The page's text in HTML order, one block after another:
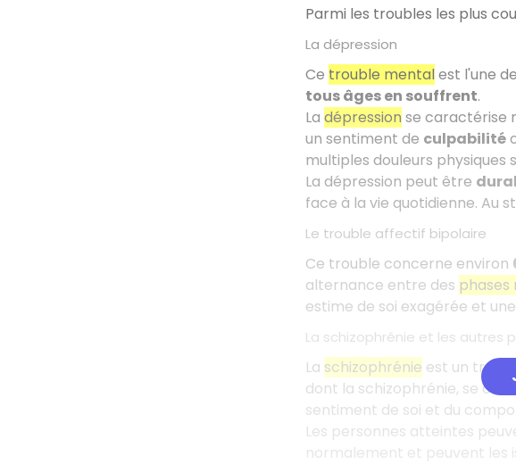
Parmi les troubles les plus
La dépression
Ce trouble mental est l'une
tous âges en souffrent.
La dépression se caractérise
un sentiment de culpabilité
multiples douleurs physiques
La dépression peut être
face à la vie quotidienne. Au
Le trouble affectif bipolaire
Ce trouble concerne environ
alternance entre des
estime de soi exagérée et
La schizophrénie et les autres
La schizophrénie est un
dont la schizophrénie, se
sentiment de soi et du
Les personnes atteintes
normalement et peuvent les